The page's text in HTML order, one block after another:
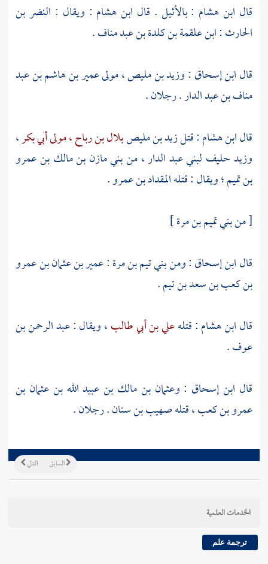
قال ابن هشام : بالأثيل . قال ابن هشام : ويقال : النضر بن
الحارث : ابن علقمة بن كلدة بن عبد مناف.
قالابن إسحاق :وزيد بن مليص ، مولى عمير بن هاشم بن عبد
مناف بن عبد الدار. رجلان .
قالابن هشام: قتلزيد بن مليصبلال بن رباح ، مولى أبي بكر،
وزيدحليف لبني عبد الدار ،منبني مازن بن مالك بن عمرو
بن تميم؛ ويقال : قتلهالمقداد بن عمرو.
[ من بنيتميم بن مرة]
قالابن إسحاق: ومنبني تيم بن مرة:عمير بن عثمان بن عمرو
بن كعب بن سعد بن تيم.
قالابن هشام: قتلهعلي بن أبي طالب، ويقال :عبد الرحمن بن
عوف.
قال ابن إسحاق : وعثمان بن مالك بن عبيد الله بن عثمان بن
عمرو بن كعب، قتلهصهيب بن سنان. رجلان .
التالي السابق
الخدمات العلمية
ترجمة علم